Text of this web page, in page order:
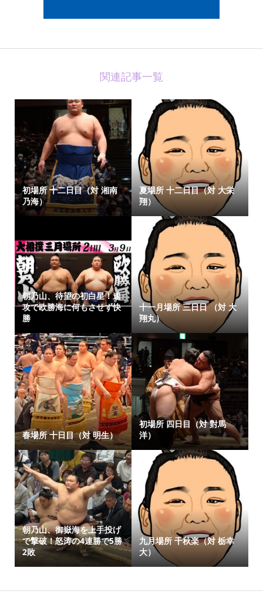
関連記事一覧
初場所 十二日目（対 湘南
乃海）
夏場所 十二日目（対 大栄
翔）
朝乃山、待望の初白星！速
攻で欧勝海に何もさせず快
勝
十一月場所 三日日 （対 大
翔丸）
春場所 十日目（対 明生）
初場所 四日目（対 對馬
洋）
朝乃山、御嶽海を上手投げ
で撃破！怒涛の4連勝で5勝
2敗
九月場所 千秋楽（対 栃幸
大）